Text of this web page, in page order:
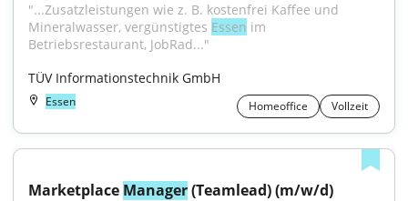
"...Zusatzleistungen wie z. B. kostenfrei Kaffee und
Mineralwasser, vergünstigtes Essen im
Betriebsrestaurant, JobRad..."
TÜV Informationstechnik GmbH
Essen Homeoffice Vollzeit
Marketplace Manager (Teamlead) (m/w/d)